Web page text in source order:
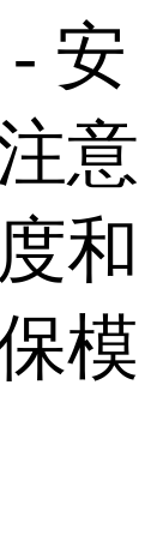
安
意
和
模